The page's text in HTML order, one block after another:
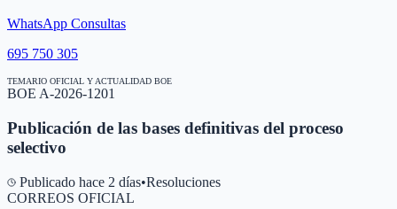
WhatsApp Consultas
695 750 305
TEMARIO OFICIAL Y ACTUALIDAD BOE
BOE A-2026-1201
Publicación de las bases definitivas del proceso
selectivo
Publicado hace 2 días•Resoluciones
CORREOS OFICIAL